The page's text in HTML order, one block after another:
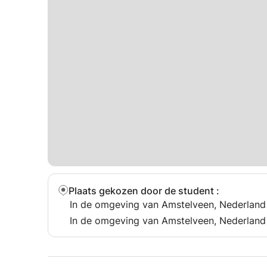
Plaats gekozen door de student :
In de omgeving van Amstelveen, Nederland
In de omgeving van Amstelveen, Nederland